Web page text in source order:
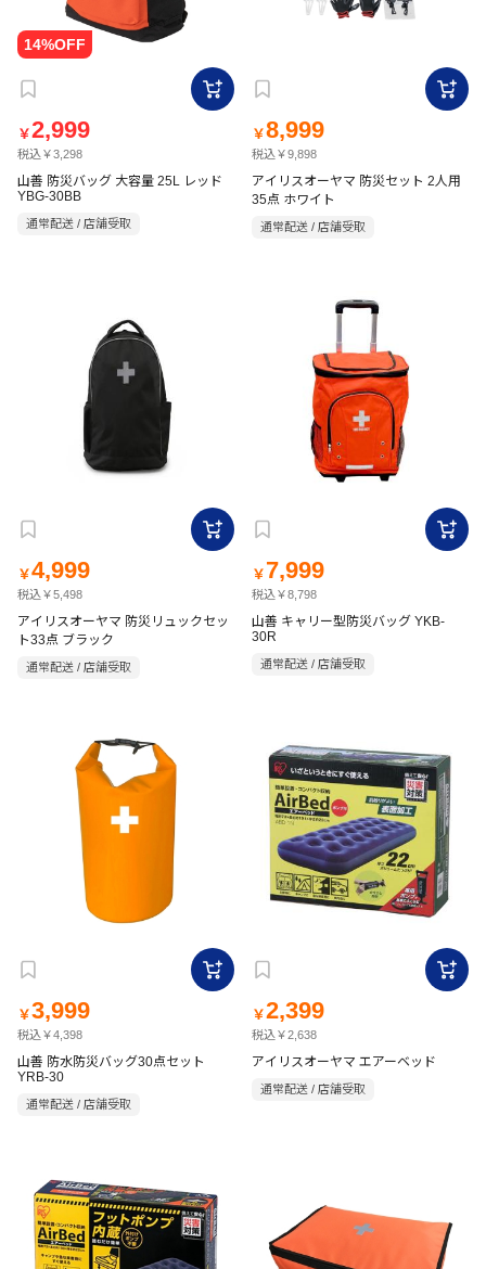
￥2,999
税込￥3,298
山善 防災バッグ 大容量 25L レッド
YBG-30BB
通常配送 / 店舗受取
￥8,999
税込￥9,898
アイリスオーヤマ 防災セット 2人用
35点 ホワイト
通常配送 / 店舗受取
￥4,999
税込￥5,498
アイリスオーヤマ 防災リュックセッ
ト33点 ブラック
通常配送 / 店舗受取
￥ 7,999
税込￥8,798
山善 キャリー型防災バッグ YKB-
30R
通常配送 / 店舗受取
￥3,999
税込￥4,398
山善 防水防災バッグ30点セット
YRB-30
通常配送 / 店舗受取
￥2,399
税込￥2,638
アイリスオーヤマ エアーベッド
通常配送 / 店舗受取